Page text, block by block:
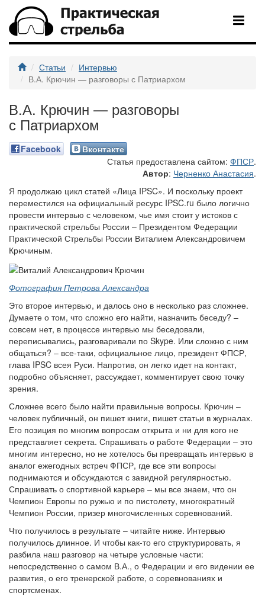
Статьи
Интервью
В.А. Крючин — разговоры с Патриархом
В.А. Крючин — разговоры
с Патриархом
Facebook
Вконтакте
Статья предоставлена сайтом: ФПСР.
Автор: Черненко Анастасия.
Я продолжаю цикл статей «Лица IPSC». И поскольку проект
переместился на официальный ресурс IPSC.ru было логично
провести интервью с человеком, чье имя стоит у истоков с
практической стрельбы России – Президентом Федерации
Практической Стрельбы России Виталием Александровичем
Крючиным.
Фотография Петрова Александра
Это второе интервью, и далось оно в несколько раз сложнее.
Думаете о том, что сложно его найти, назначить беседу? –
совсем нет, в процессе интервью мы беседовали,
переписывались, разговаривали по Skype. Или сложно с ним
общаться? – все-таки, официальное лицо, президент ФПСР,
глава IPSC всея Руси. Напротив, он легко идет на контакт,
подробно объясняет, рассуждает, комментирует свою точку
зрения.
Сложнее всего было найти правильные вопросы. Крючин –
человек публичный, он пишет книги, пишет статьи в журналах.
Его позиция по многим вопросам открыта и ни для кого не
представляет секрета. Спрашивать о работе Федерации – это
многим интересно, но не хотелось бы превращать интервью в
аналог ежегодных встреч ФПСР, где все эти вопросы
поднимаются и обсуждаются с завидной регулярностью.
Спрашивать о спортивной карьере – мы все знаем, что он
Чемпион Европы по ружью и по пистолету, многократный
Чемпион России, призер многочисленных соревнований.
Что получилось в результате – читайте ниже. Интервью
получилось длинное. И чтобы как-то его структурировать, я
разбила наш разговор на четыре условные части:
непосредственно о самом В.А., о Федерации и его видении ее
развития, о его тренерской работе, о соревнованиях и
спортсменах.